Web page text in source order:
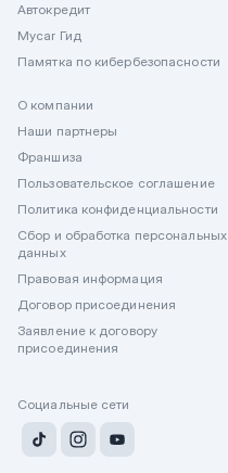
Автокредит
Mycar Гид
Памятка по кибербезопасности
О компании
Наши партнеры
Франшиза
Пользовательское соглашение
Политика конфиденциальности
Сбор и обработка персональных
данных
Правовая информация
Договор присоединения
Заявление к договору
присоединения
Социальные сети